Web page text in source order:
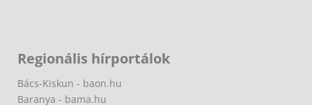
Regionális hírportálok
Bács-Kiskun - baon.hu
Baranya - bama.hu